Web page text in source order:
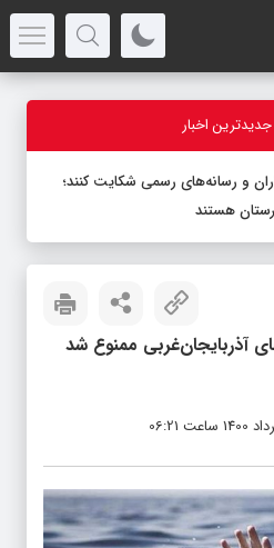
اخبار
و رسانه‌های رسمی شکایت کنند؛
هستند
آذربایجان‌غربی ممنوع شد